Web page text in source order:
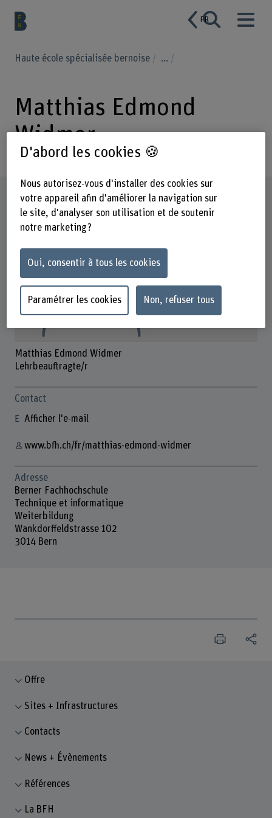
FR
Haute école spécialisée bernoise ...
Matthias Edmond
Widmer
Profil
Matthias Edmond Widmer
Lehrbeauftragte/r
Contact
Afficher l'e-mail
www.bfh.ch/fr/matthias-edmond-widmer
Adresse
Berner Fachhochschule
Technique et informatique
Weiterbildung
Wankdorffeldstrasse 102
3014 Bern
Offre
Sites + Infrastructures
Contacts
News + Évènements
Références
La BFH
D'abord les cookies 🍪
Nous autorisez-vous d'installer des cookies sur
votre appareil afin d'améliorer la navigation sur
le site, d'analyser son utilisation et de soutenir
notre marketing ?
Oui, consentir à tous les cookies
Paramétrer les cookies Non, refuser tous